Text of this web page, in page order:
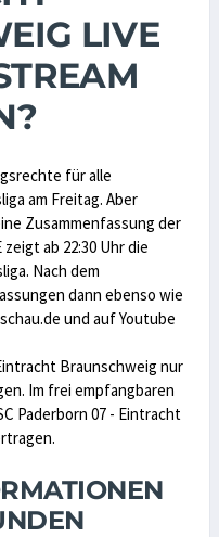
LIVE
für alle
am Freitag. Aber
Zusammenfassung der
ab 22:30 Uhr die
Nach dem
dann ebenso wie
und auf Youtube
Braunschweig nur
Im frei empfangbaren
Paderborn 07 - Eintracht